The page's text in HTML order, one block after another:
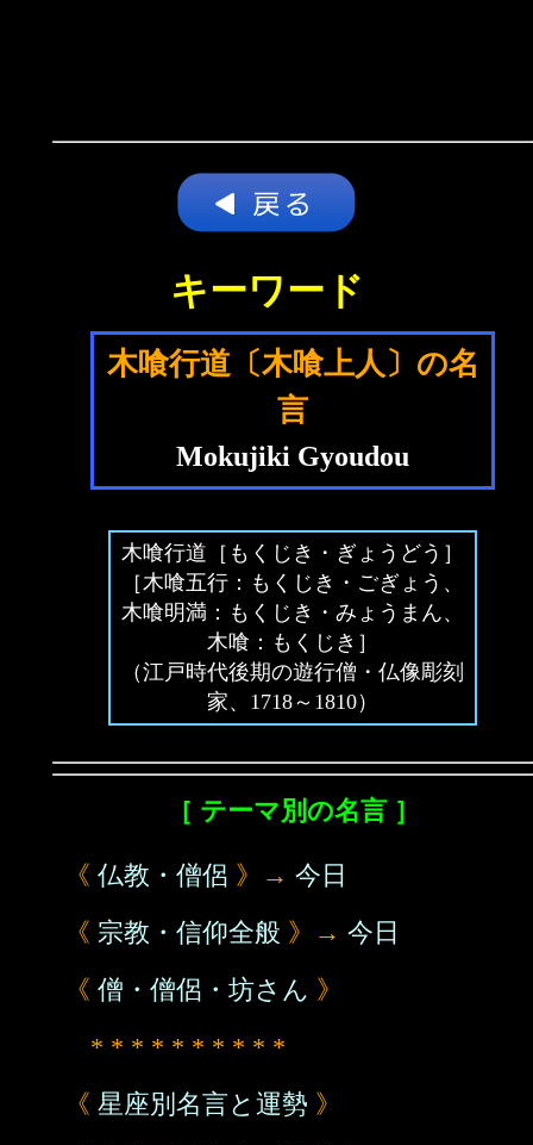
キーワード
木喰行道〔木喰上人〕の名
言
Mokujiki Gyoudou
木喰行道［もくじき・ぎょうどう］
［木喰五行：もくじき・ごぎょう、
木喰明満：もくじき・みょうまん、
木喰：もくじき］
（江戸時代後期の遊行僧・仏像彫刻
家、1718～1810）
［ テーマ別の名言 ］
《 仏教・僧侶 》→ 今日
《 宗教・信仰全般 》→ 今日
《 僧・僧侶・坊さん 》
* * * * * * * * * *
《 星座別名言と運勢 》